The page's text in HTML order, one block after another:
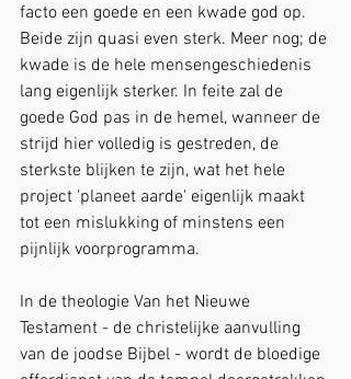
facto een goede en een kwade god op.
Beide zijn quasi even sterk. Meer nog; de
kwade is de hele mensengeschiedenis
lang eigenlijk sterker. In feite zal de
goede God pas in de hemel, wanneer de
strijd hier volledig is gestreden, de
sterkste blijken te zijn, wat het hele
project 'planeet aarde' eigenlijk maakt
tot een mislukking of minstens een
pijnlijk voorprogramma.
In de theologie Van het Nieuwe
Testament - de christelijke aanvulling
van de joodse Bijbel - wordt de bloedige